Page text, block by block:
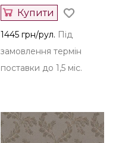
Купити
1445 грн/рул. Під
замовлення термін
поставки до 1,5 міс.